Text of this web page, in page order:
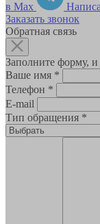
в Max
Заказать звонок
Обратная связь
Заполните форму,
Ваше имя *
Телефон *
E-mail
Тип обращения *